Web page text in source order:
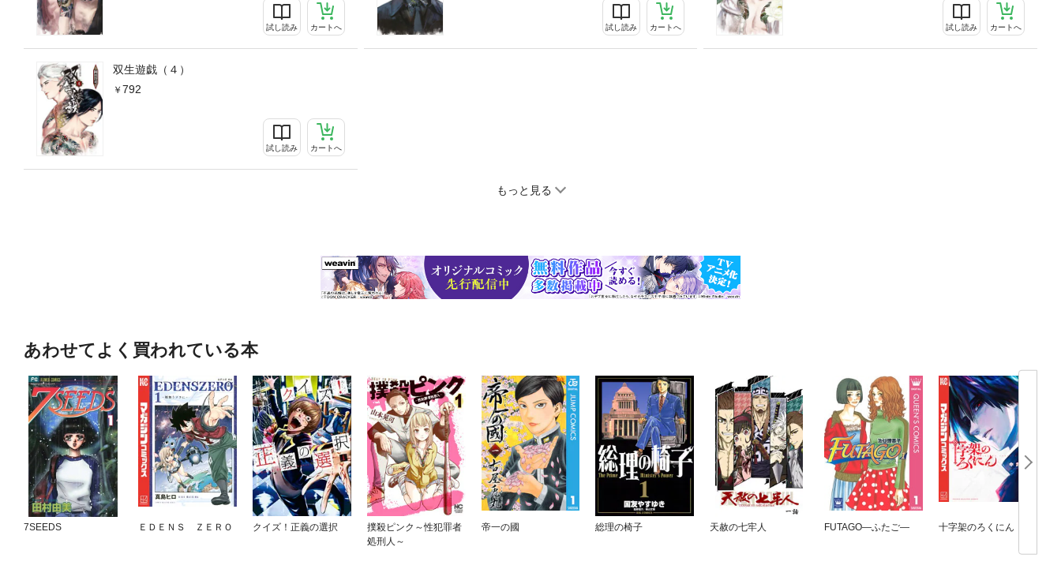
試し読み カートへ 試し読み カートへ 試し読み カートへ
双生遊戯（４）
792
試し読み カートへ
もっと見る
あわせてよく買われている本
7SEEDS ＥＤＥＮＳ ＺＥＲＯ クイズ！正義の選択
撲殺ピンク～性犯罪者
処刑人～
帝一の國 総理の椅子 天赦の七牢人 FUTAGO—ふたご— 十字架のろくにん